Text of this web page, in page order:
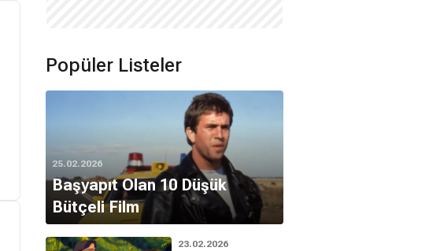
Popüler Listeler
25.02.2026
Başyapıt Olan 10 Düşük
Bütçeli Film
23.02.2026